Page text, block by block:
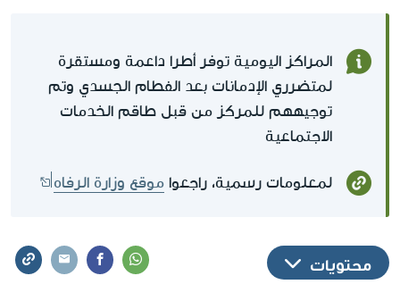
المراكز اليومية توفر أطرا داعمة ومستقرة
لمتضرري الإدمانات بعد الفطام الجسدي وتم
توجيههم للمركز من قبل طاقم الخدمات
الاجتماعية
لمعلومات رسمية، راجعوا موقع وزارة الرفاه
محتويات